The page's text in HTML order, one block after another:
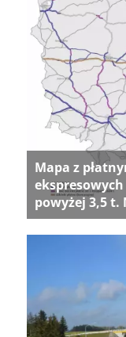
Mapa z
powyżej 3,5 t.